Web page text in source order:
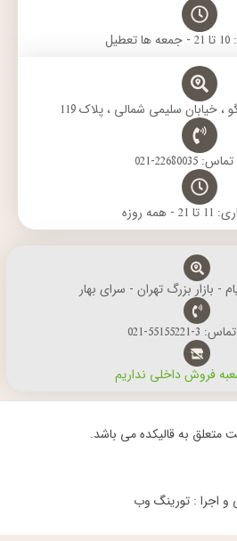
021
روزه
- بازار بزرگ تهران - سرای بهار
021
فروش داخلی نداریم
متعلق به قالیکده می باشد.
و اجرا : تورینگ وب